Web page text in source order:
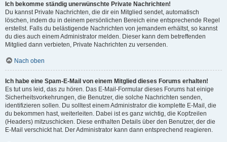
Ich bekomme ständig unerwünschte Private Nachrichten!
Du kannst Private Nachrichten, die dir ein Mitglied sendet, automatisch
löschen, indem du in deinem persönlichen Bereich eine entsprechende Regel
erstellst. Falls du belästigende Nachrichten von jemandem erhältst, so kannst
du dies auch einem Administrator melden. Dieser kann dem betreffenden
Mitglied dann verbieten, Private Nachrichten zu versenden.
Nach oben
Ich habe eine Spam-E-Mail von einem Mitglied dieses Forums erhalten!
Es tut uns leid, das zu hören. Das E-Mail-Formular dieses Forums hat einige
Sicherheitsvorkehrungen, die Benutzer, die solche Nachrichten senden,
identifizieren sollen. Du solltest einem Administrator die komplette E-Mail, die
du bekommen hast, weiterleiten. Dabei ist es ganz wichtig, die Kopfzeilen
(Headers) mitzuschicken. Diese enthalten Details über den Benutzer, der die
E-Mail verschickt hat. Der Administrator kann dann entsprechend reagieren.